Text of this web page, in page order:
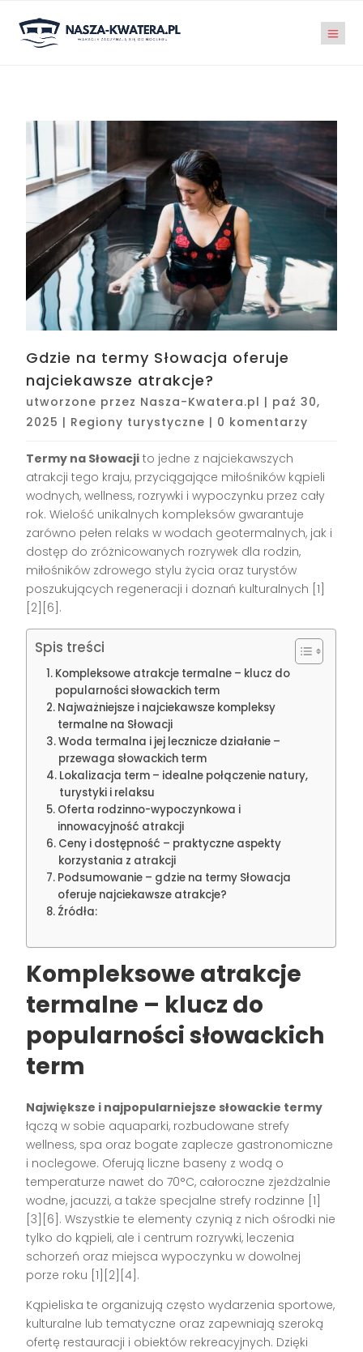
Gdzie na termy Słowacja oferuje
najciekawsze atrakcje?
utworzone przez Nasza-Kwatera.pl | paź 30,
2025 | Regiony turystyczne | 0 komentarzy
Termy na Słowacji to jedne z najciekawszych
atrakcji tego kraju, przyciągające miłośników kąpieli
wodnych, wellness, rozrywki i wypoczynku przez cały
rok. Wielość unikalnych kompleksów gwarantuje
zarówno pełen relaks w wodach geotermalnych, jak i
dostęp do zróżnicowanych rozrywek dla rodzin,
miłośników zdrowego stylu życia oraz turystów
poszukujących regeneracji i doznań kulturalnych [1]
[2][6] .
Spis treści
Kompleksowe atrakcje termalne – klucz do
popularności słowackich term
Najważniejsze i najciekawsze kompleksy
termalne na Słowacji
Woda termalna i jej lecznicze działanie –
przewaga słowackich term
Lokalizacja term – idealne połączenie natury,
turystyki i relaksu
Oferta rodzinno-wypoczynkowa i
innowacyjność atrakcji
Ceny i dostępność – praktyczne aspekty
korzystania z atrakcji
Podsumowanie – gdzie na termy Słowacja
oferuje najciekawsze atrakcje?
Źródła:
Kompleksowe atrakcje
termalne – klucz do
popularności słowackich
term
Największe i najpopularniejsze słowackie termy
łączą w sobie aquaparki, rozbudowane strefy
wellness, spa oraz bogate zaplecze gastronomiczne
i noclegowe. Oferują liczne baseny z wodą o
temperaturze nawet do 70°C, całoroczne zjeżdżalnie
wodne, jacuzzi, a także specjalne strefy rodzinne [1]
[3][6] . Wszystkie te elementy czynią z nich ośrodki nie
tylko do kąpieli, ale i centrum rozrywki, leczenia
schorzeń oraz miejsca wypoczynku w dowolnej
porze roku [1][2][4] .
Kąpieliska te organizują często wydarzenia sportowe,
kulturalne lub tematyczne oraz zapewniają szeroką
ofertę restauracji i obiektów rekreacyjnych. Dzięki